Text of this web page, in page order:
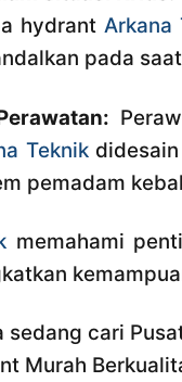
hydrantArkana
pada
Teknikdidesain
pemadam
memahami
sedang cari
Murah